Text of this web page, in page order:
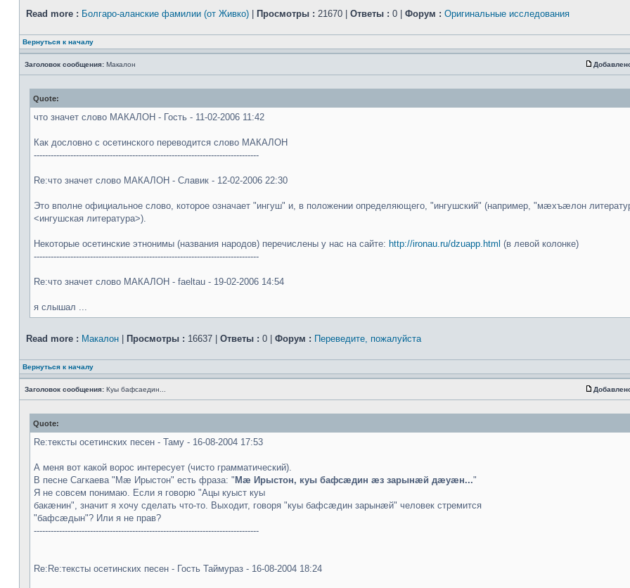
Read more : Болгаро-аланские фамилии (от Живко) Просмотры : 21670 | Ответы : 0 | Форум : Оригинальные исследования
Вернуться к началу
Заголовок сообщения: Макалон
Quote:
что значет слово МАКАЛОН - Гость - 11-02-2006 11:42
Как дословно с осетинского переводится слово МАКАЛОН
--------------------------------------------------------------------------------
Re:что значет слово МАКАЛОН - Славик - 12-02-2006 22:30
Это вполне официальное слово, которое означает "ингуш" и, в положении определяющего, "ингушский" (например, "мæхъæлон
<ингушская литература>).
Некоторые осетинские этнонимы (названия народов) перечислены у нас на сайте: http://ironau.ru/dzuapp.html (в левой колонке)
--------------------------------------------------------------------------------
Re:что значет слово МАКАЛОН - faeltau - 19-02-2006 14:54
я слышал ...
Read more : Макалон Просмотры : 16637 | Ответы : 0 | Форум : Переведите, пожалуйста
Вернуться к началу
Заголовок сообщения: Куы бафсаедин...
Quote:
Re:тексты осетинских песен - Таму - 16-08-2004 17:53
А меня вот какой ворос интересует (чисто грамматический).
В песне Сагкаева "Мæ Ирыстон" есть фраза: " Мæ Ирыстон, куы бафсæдин æз зарынæй дæуæн..."
Я не совсем понимаю. Если я говорю "Ацы куыст куы
бакæнин", значит я хочу сделать что-то. Выходит, говоря "куы бафсæдин зарынæй" человек стремится
"бафсæдын"? Или я не прав?
--------------------------------------------------------------------------------
Re:Re:тексты осетинских песен - Гость Таймураз - 16-08-2004 18:24